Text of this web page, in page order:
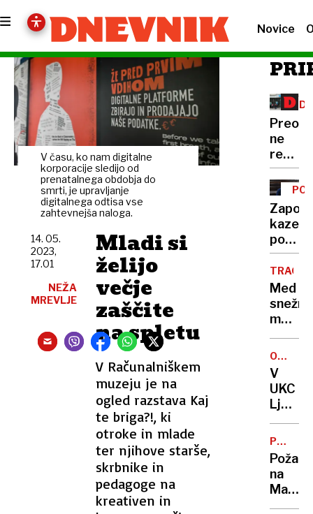
Novice
V času, ko nam digitalne
korporacije sledijo od
prenatalnega obdobja do
smrti, je upravljanje
digitalnega odtisa vse
zahtevnejša naloga.
Mladi si
želijo
večje
zaščite
na spletu
V Računalniškem
muzeju je na
ogled razstava Kaj
te briga?!, ki
otroke in mlade
ter njihove starše,
skrbnike in
pedagoge na
kreativen in
14. 05.
2023,
17.01
NEŽA
MREVLJE
ne
rešuje
ne
kazen:
pa je
Med
v
BiH
umrli
štirje
ljudje
V
UKC
PRI
KOPRU
Požar
na